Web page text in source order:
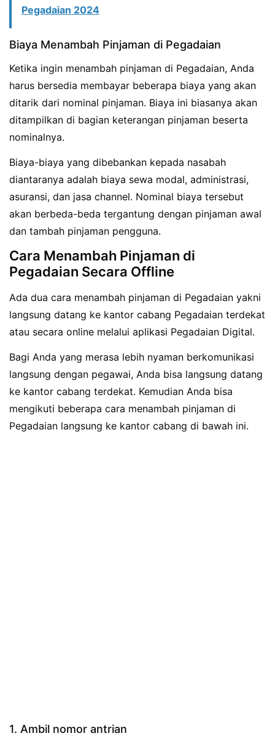
Pegadaian 2024
Biaya Menambah Pinjaman di Pegadaian
Ketika ingin menambah pinjaman di Pegadaian, Anda
harus bersedia membayar beberapa biaya yang akan
ditarik dari nominal pinjaman. Biaya ini biasanya akan
ditampilkan di bagian keterangan pinjaman beserta
nominalnya.
Biaya-biaya yang dibebankan kepada nasabah
diantaranya adalah biaya sewa modal, administrasi,
asuransi, dan jasa channel. Nominal biaya tersebut
akan berbeda-beda tergantung dengan pinjaman awal
dan tambah pinjaman pengguna.
Cara Menambah Pinjaman di
Pegadaian Secara Offline
Ada dua cara menambah pinjaman di Pegadaian yakni
langsung datang ke kantor cabang Pegadaian terdekat
atau secara online melalui aplikasi Pegadaian Digital.
Bagi Anda yang merasa lebih nyaman berkomunikasi
langsung dengan pegawai, Anda bisa langsung datang
ke kantor cabang terdekat. Kemudian Anda bisa
mengikuti beberapa cara menambah pinjaman di
Pegadaian langsung ke kantor cabang di bawah ini.
1. Ambil nomor antrian